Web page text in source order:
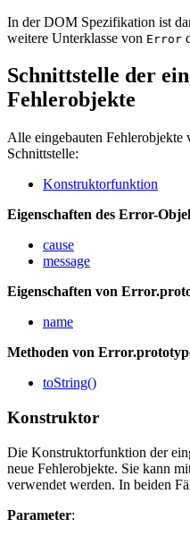
In der DOM Spezifikation ist
weitere Unterklasse von Error
Schnittstelle der
Fehlerobjekte
Alle eingebauten Fehlerobjekte
Schnittstelle:
Konstruktorfunktion
Eigenschaften des Error-
cause
message
Eigenschaften von
name
Methoden von
toString()
Konstruktor
Die Konstruktorfunktion der
neue Fehlerobjekte. Sie kann
verwendet werden. In beiden
Parameter: